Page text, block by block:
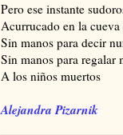
Pero ese instante
Acurrucado en la
Sin manos para decir
Sin manos para regalar
A los niños muertos
Alejandra Pizarnik